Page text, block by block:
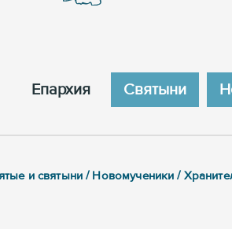
Епархия Cвятыни
и святыни / Новомученики /